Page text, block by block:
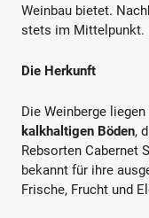
Weinbau bietet.
stets im Mittelpunkt.
Die Herkunft
Die Weinberge
kalkhaltigen Böden,
Rebsorten Cabernet
bekannt für ihre
Frische, Frucht und